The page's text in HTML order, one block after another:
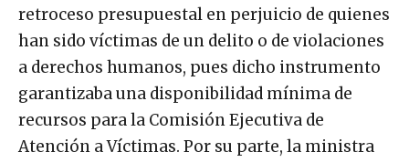
retroceso presupuestal en perjuicio de quienes
han sido víctimas de un delito o de violaciones
a derechos humanos, pues dicho instrumento
garantizaba una disponibilidad mínima de
recursos para la Comisión Ejecutiva de
Atención a Víctimas. Por su parte, la ministra